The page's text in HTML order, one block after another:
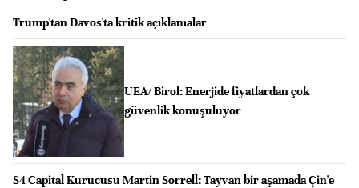
Trump'tan Davos'ta kritik açıklamalar
UEA/ Birol: Enerjide fiyatlardan çok
güvenlik konuşuluyor
S4 Capital Kurucusu Martin Sorrell: Tayvan bir aşamada Çin'e